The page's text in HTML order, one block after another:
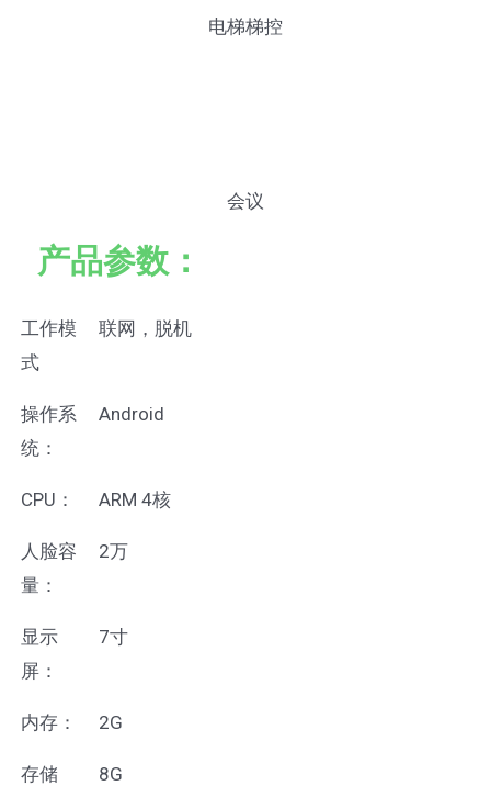
电梯梯控
会议
产品参数：
工作模
式
联网，脱机
操作系
统：
Android
CPU： ARM 4核
人脸容
量：
2万
显示
屏：
7寸
内存： 2G
存储 8G